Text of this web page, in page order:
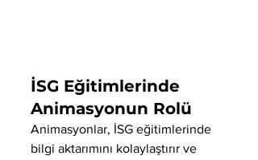
İSG Eğitimlerinde
Animasyonun Rolü
Animasyonlar, İSG eğitimlerinde
bilgi aktarımını kolaylaştırır ve